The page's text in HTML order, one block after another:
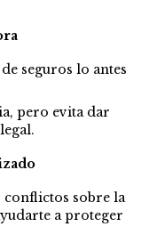
seguros lo antes
pero evita dar
conflictos sobre la
a proteger